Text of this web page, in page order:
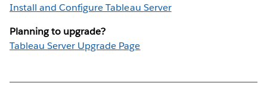
Install and Configure Tableau Server
Planning to upgrade?
Tableau Server Upgrade Page